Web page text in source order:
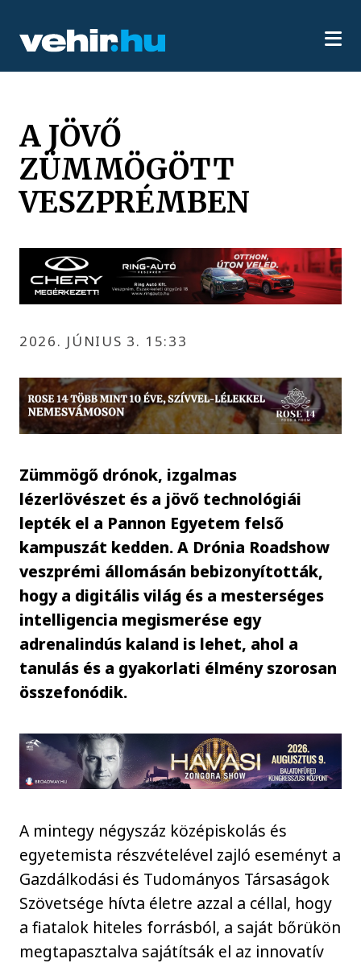
A JÖVŐ
ZÜMMÖGÖTT
VESZPRÉMBEN
2026. JÚNIUS 3. 15:33
Zümmögő drónok, izgalmas
lézerlövészet és a jövő technológiái
lepték el a Pannon Egyetem felső
kampuszát kedden. A Drónia Roadshow
veszprémi állomásán bebizonyították,
hogy a digitális világ és a mesterséges
intelligencia megismerése egy
adrenalindús kaland is lehet, ahol a
tanulás és a gyakorlati élmény szorosan
összefonódik.
A mintegy négyszáz középiskolás és
egyetemista részvételével zajló eseményt a
Gazdálkodási és Tudományos Társaságok
Szövetsége hívta életre azzal a céllal, hogy
a fiatalok hiteles forrásból, a saját bőrükön
megtapasztalva sajátítsák el az innovatív